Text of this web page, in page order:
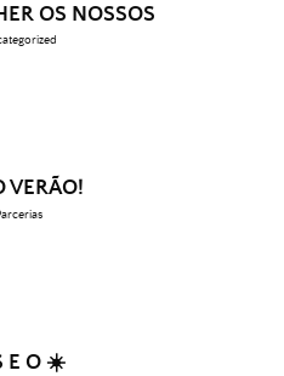
OS NOSSOS
VERÃO!
E O ☀️